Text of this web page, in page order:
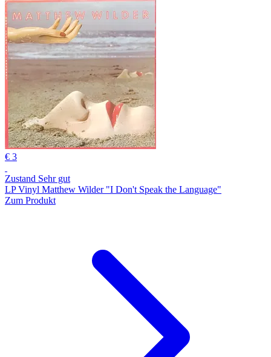
€ 3
Zustand Sehr gut
LP Vinyl Matthew Wilder "I Don't Speak the Language"
Zum Produkt